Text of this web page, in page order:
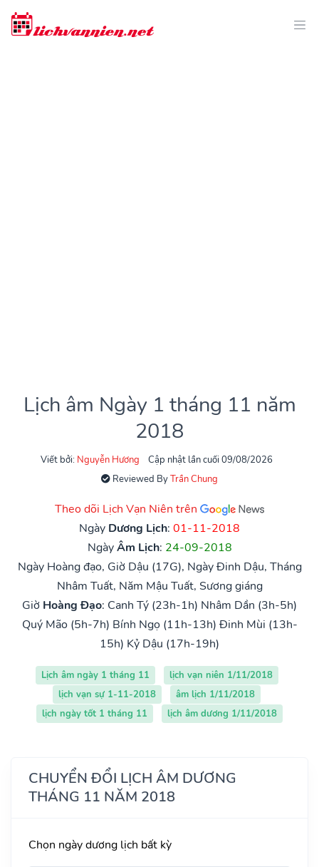
Lịch âm Ngày 1 tháng 11 năm
2018
Viết bởi: Nguyễn Hương
Cập nhật lần cuối 09/08/2026
Reviewed ByTrần Chung
Theo dõi Lịch Vạn Niên trên
Ngày Dương Lịch: 01-11-2018
NgàyÂm Lịch: 24-09-2018
Ngày Hoàng đạo, Giờ Dậu (17G), Ngày Đinh Dậu, Tháng
Nhâm Tuất, Năm Mậu Tuất, Sương giáng
Giờ Hoàng Đạo: Canh Tý (23h-1h) Nhâm Dần (3h-5h)
Quý Mão (5h-7h) Bính Ngọ (11h-13h) Đinh Mùi (13h-
15h) Kỷ Dậu (17h-19h)
Lịch âm ngày 1 tháng 11
lịch vạn niên 1/11/2018
lịch vạn sự 1-11-2018
âm lịch 1/11/2018
lịch ngày tốt 1 tháng 11
lịch âm dương 1/11/2018
CHUYỂN ĐỔI LỊCH ÂM DƯƠNG
THÁNG 11 NĂM 2018
Chọn ngày dương lịch bất kỳ